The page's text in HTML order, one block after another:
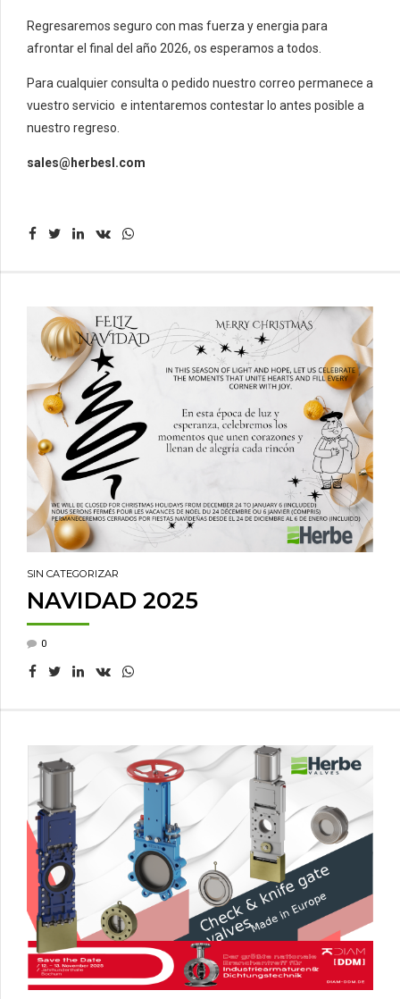
Regresaremos seguro con mas fuerza y energia para
afrontar el final del año 2026, os esperamos a todos.
Para cualquier consulta o pedido nuestro correo permanece a
vuestro servicio e intentaremos contestar lo antes posible a
nuestro regreso.
sales@herbesl.com
SIN CATEGORIZAR
NAVIDAD 2025
0